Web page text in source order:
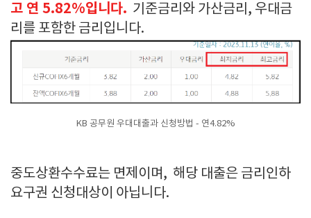
고 연 5.82%입니다. 기준금리와 가산금리, 우대금
리를 포함한 금리입니다.
KB 공무원 우대대출과 신청방법 - 연4.82%
중도상환수수료는 면제이며, 해당 대출은 금리인하
요구권 신청대상이 아닙니다.